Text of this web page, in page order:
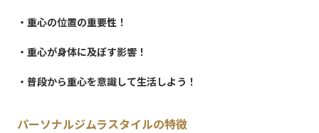
・重心の位置の重要性！
・重心が身体に及ぼす影響！
・普段から重心を意識して生活しよう！
パーソナルジムラスタイルの特徴